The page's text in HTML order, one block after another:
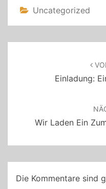
Uncategorized
Einladung:
Wir Laden Ein
Die Kommentare sind